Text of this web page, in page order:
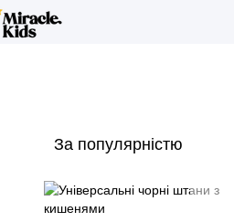
За популярністю